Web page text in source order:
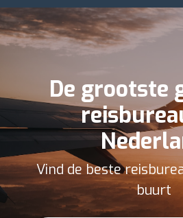
De grootste
Vind de beste
buurt